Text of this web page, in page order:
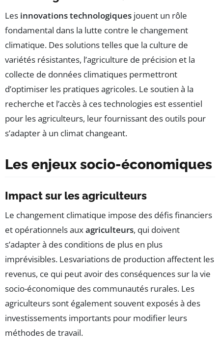
Les innovations technologiques jouent un rôle
fondamental dans la lutte contre le changement
climatique. Des solutions telles que la culture de
variétés résistantes, l’agriculture de précision et la
collecte de données climatiques permettront
d’optimiser les pratiques agricoles. Le soutien à la
recherche et l’accès à ces technologies est essentiel
pour les agriculteurs, leur fournissant des outils pour
s’adapter à un climat changeant.
Les enjeux socio-économiques
Impact sur les agriculteurs
Le changement climatique impose des défis financiers
et opérationnels auxagriculteurs, qui doivent
s’adapter à des conditions de plus en plus
imprévisibles. Lesvariations de production affectent les
revenus, ce qui peut avoir des conséquences sur la vie
socio-économique des communautés rurales. Les
agriculteurs sont également souvent exposés à des
investissements importants pour modifier leurs
méthodes de travail.